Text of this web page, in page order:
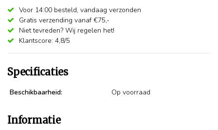
Voor 14:00 besteld, vandaag verzonden
Gratis verzending vanaf €75,-
Niet tevreden? Wij regelen het!
Klantscore: 4,8/5
Specificaties
Beschikbaarheid: Op voorraad
Informatie